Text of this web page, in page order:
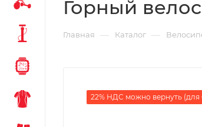
Горный
Главная — Каталог —
22% НДС можно вернуть